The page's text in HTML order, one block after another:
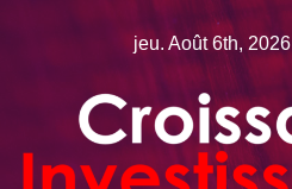
jeu. Août 6th, 2026